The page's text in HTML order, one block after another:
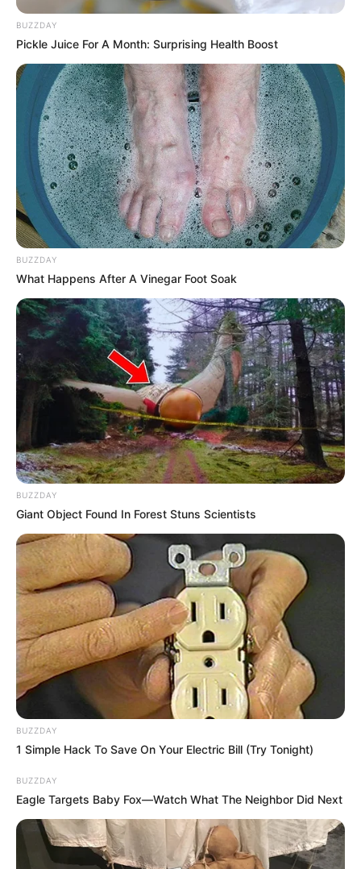
BUZZDAY
Pickle Juice For A Month: Surprising Health Boost
BUZZDAY
What Happens After A Vinegar Foot Soak
BUZZDAY
Giant Object Found In Forest Stuns Scientists
BUZZDAY
1 Simple Hack To Save On Your Electric Bill (Try Tonight)
BUZZDAY
Eagle Targets Baby Fox—Watch What The Neighbor Did Next